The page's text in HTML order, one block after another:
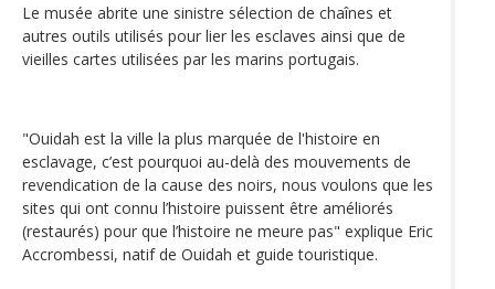
Le musée abrite une sinistre sélection de chaînes et
autres outils utilisés pour lier les esclaves ainsi que de
vieilles cartes utilisées par les marins portugais.
"Ouidah est la ville la plus marquée de l'histoire en
esclavage, c’est pourquoi au-delà des mouvements de
revendication de la cause des noirs, nous voulons que les
sites qui ont connu l’histoire puissent être améliorés
(restaurés) pour que l’histoire ne meure pas" explique Eric
Accrombessi, natif de Ouidah et guide touristique.